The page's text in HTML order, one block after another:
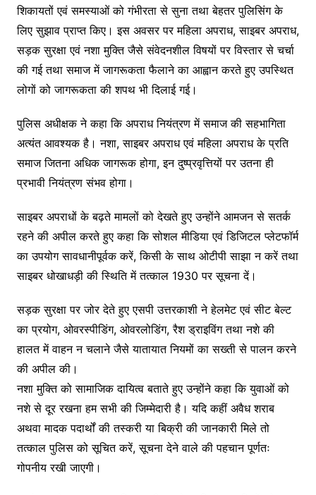
शिकायतों एवं समस्याओं को गंभीरता से सुना तथा बेहतर पुलिसिंग के
लिए सुझाव प्राप्त किए। इस अवसर पर महिला अपराध, साइबर अपराध,
सड़क सुरक्षा एवं नशा मुक्ति जैसे संवेदनशील विषयों पर विस्तार से चर्चा
की गई तथा समाज में जागरूकता फैलाने का आह्वान करते हुए उपस्थित
लोगों को जागरूकता की शपथ भी दिलाई गई।
पुलिस अधीक्षक ने कहा कि अपराध नियंत्रण में समाज की सहभागिता
अत्यंत आवश्यक है। नशा, साइबर अपराध एवं महिला अपराध के प्रति
समाज जितना अधिक जागरूक होगा, इन दुष्प्रवृत्तियों पर उतना ही
प्रभावी नियंत्रण संभव होगा।
साइबर अपराधों के बढ़ते मामलों को देखते हुए उन्होंने आमजन से सतर्क
रहने की अपील करते हुए कहा कि सोशल मीडिया एवं डिजिटल प्लेटफॉर्म
का उपयोग सावधानीपूर्वक करें, किसी के साथ ओटीपी साझा न करें तथा
साइबर धोखाधड़ी की स्थिति में तत्काल 1930 पर सूचना दें।
सड़क सुरक्षा पर जोर देते हुए एसपी उत्तरकाशी ने हेलमेट एवं सीट बेल्ट
का प्रयोग, ओवरस्पीडिंग, ओवरलोडिंग, रैश ड्राइविंग तथा नशे की
हालत में वाहन न चलाने जैसे यातायात नियमों का सख्ती से पालन करने
की अपील की।
नशा मुक्ति को सामाजिक दायित्व बताते हुए उन्होंने कहा कि युवाओं को
नशे से दूर रखना हम सभी की जिम्मेदारी है। यदि कहीं अवैध शराब
अथवा मादक पदार्थों की तस्करी या बिक्री की जानकारी मिले तो
तत्काल पुलिस को सूचित करें, सूचना देने वाले की पहचान पूर्णतः
गोपनीय रखी जाएगी।